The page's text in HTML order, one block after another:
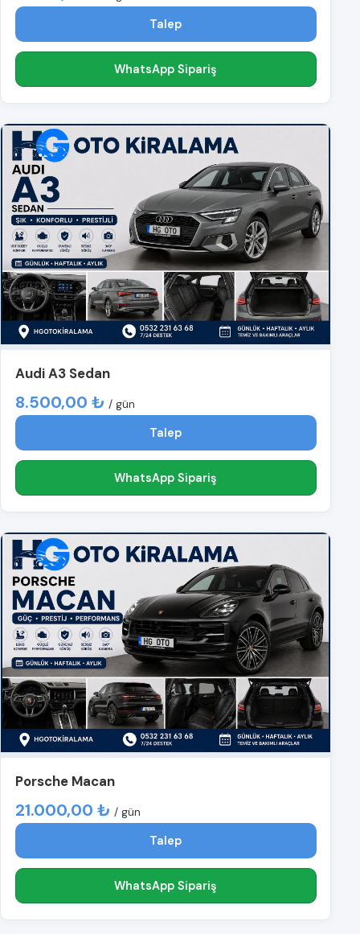
Talep
WhatsApp Sipariş
Audi A3 Sedan
8.500,00 ₺ / gün
Talep
WhatsApp Sipariş
Porsche Macan
21.000,00 ₺ / gün
Talep
WhatsApp Sipariş